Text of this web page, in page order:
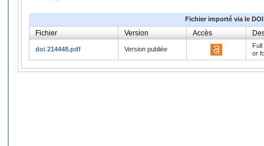
Fichier importé via le DOI
Fichier Version Accès
doi 214448.pdf Version publiée
or